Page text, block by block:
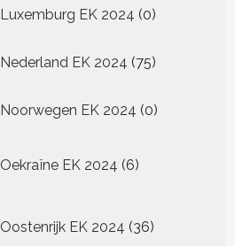
Luxemburg EK 2024 00
Nederland EK 2024 7575
Noorwegen EK 2024 00
Oekraïne EK 2024 6
producten
Oostenrijk EK 2024 36
producten